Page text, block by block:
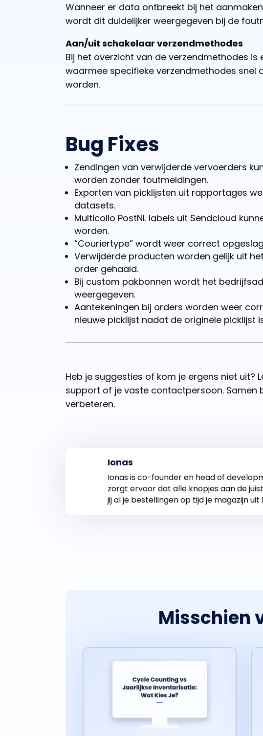
Wanneer er data ontbreekt bij het
wordt dit duidelijker weergegeven bij de
Aan/uit schakelaar verzendmethodes
Bij het overzicht van de verzendmethodes
waarmee specifieke verzendmethodes snel
worden.
Bug Fixes
Zendingen van verwijderde vervoerders
worden zonder foutmeldingen.
Exporten van picklijsten uit rapportages
datasets.
Multicollo PostNL labels uit Sendcloud
worden.
“Couriertype” wordt weer correct
Verwijderde producten worden gelijk uit
order gehaald.
Bij custom pakbonnen wordt het
weergegeven.
Aantekeningen bij orders worden weer
nieuwe picklijst nadat de originele picklijst
Heb je suggesties of kom je ergens niet uit?
support of je vaste contactpersoon. Samen
verbeteren.
Ionas
Ionas is co-founder en head of
zorgt ervoor dat alle knopjes aan de
jij al je bestellingen op tijd je magazijn uit
Misschien